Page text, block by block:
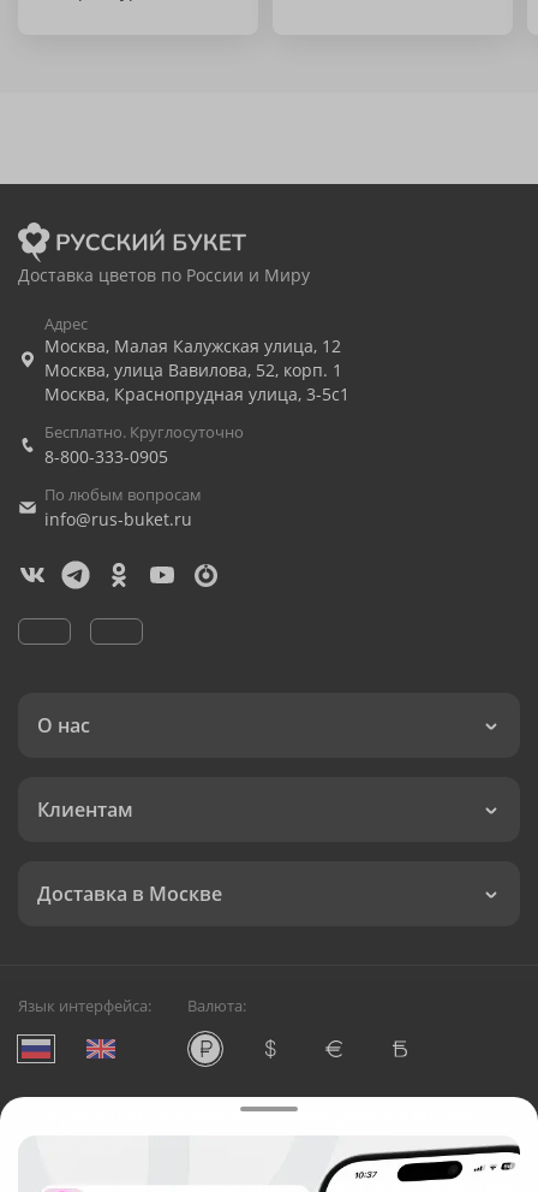
Доставка цветов по России и Миру
Адрес
Москва, Малая Калужская улица, 12
Москва, улица Вавилова, 52, корп. 1
Москва, Краснопрудная улица, 3-5с1
Бесплатно. Круглосуточно
8-800-333-0905
По любым вопросам
info@rus-buket.ru
О нас
Клиентам
Доставка в Москве
Язык интерфейса: Валюта:
Служба круглосуточной доставки цветов в Москве
Русский Букет, 2026
Общество с ограниченной ответственностью «Технология»